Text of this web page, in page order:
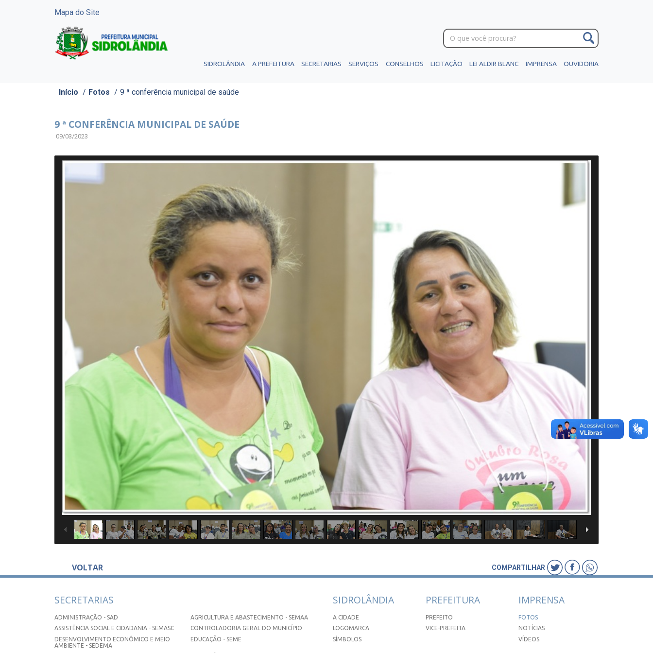
Mapa do Site
SIDROLÂNDIA A PREFEITURA SECRETARIAS SERVIÇOS CONSELHOS LICITAÇÃO LEI ALDIR BLANC IMPRENSA OUVIDORIA
Início / Fotos / 9 ª conferência municipal de saúde
9 ª CONFERÊNCIA MUNICIPAL DE SAÚDE
09/03/2023
VOLTAR COMPARTILHAR
SECRETARIAS
ADMINISTRAÇÃO - SAD
AGRICULTURA E ABASTECIMENTO - SEMAA
ASSISTÊNCIA SOCIAL E CIDADANIA - SEMASC
CONTROLADORIA GERAL DO MUNICÍPIO
DESENVOLVIMENTO ECONÔMICO E MEIO
AMBIENTE - SEDEMA
EDUCAÇÃO - SEME
SIDROLÂNDIA
A CIDADE
LOGOMARCA
SÍMBOLOS
PREFEITURA
PREFEITO
VICE-PREFEITA
IMPRENSA
FOTOS
NOTÍCIAS
VÍDEOS